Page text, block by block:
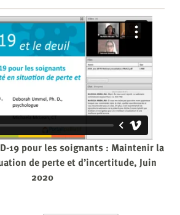
19 pour les soignants : Maintenir la
de perte et d’incertitude, Juin
2020